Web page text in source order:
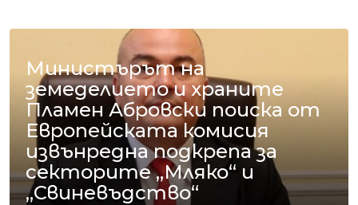
Министърът на
земеделието и храните
Пламен Абровски поиска от
Европейската комисия
извънредна подкрепа за
секторите „Мляко“ и
„Свиневъдство“